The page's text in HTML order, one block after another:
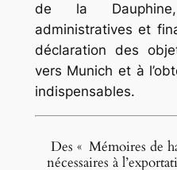
de la
administratives et
déclaration des
vers Munich et à
indispensables.
Des « Mémoires de
nécessaires à